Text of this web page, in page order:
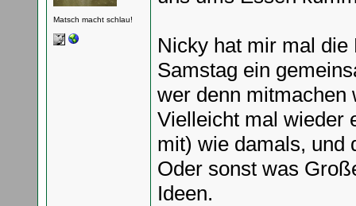
Matsch macht schlau!
Nicky hat mir mal die
Samstag ein
wer denn mitmachen
Vielleicht mal wieder
mit) wie damals, und
Oder sonst was
Ideen.